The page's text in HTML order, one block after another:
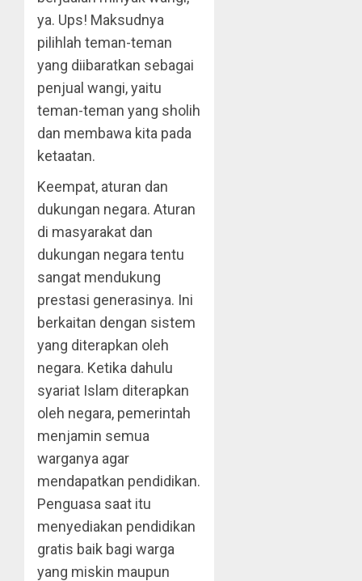
ya. Ups! Maksudnya
pilihlah teman-teman
yang diibaratkan sebagai
penjual wangi, yaitu
teman-teman yang sholih
dan membawa kita pada
ketaatan.
Keempat, aturan dan
dukungan negara. Aturan
di masyarakat dan
dukungan negara tentu
sangat mendukung
prestasi generasinya. Ini
berkaitan dengan sistem
yang diterapkan oleh
negara. Ketika dahulu
syariat Islam diterapkan
oleh negara, pemerintah
menjamin semua
warganya agar
mendapatkan pendidikan.
Penguasa saat itu
menyediakan pendidikan
gratis baik bagi warga
yang miskin maupun